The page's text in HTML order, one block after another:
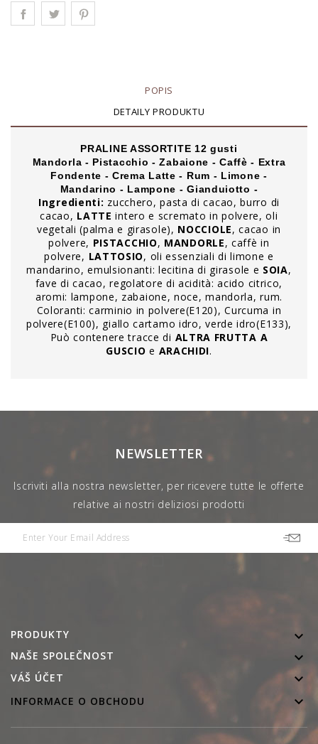
POPIS
DETAILY PRODUKTU
PRALINE ASSORTITE 12 gusti
Mandorla - Pistacchio - Zabaione - Caffè - Extra
Fondente - Crema Latte - Rum - Limone -
Mandarino - Lampone - Gianduiotto -
Ingredienti: zucchero, pasta di cacao, burro di
cacao, LATTE intero e scremato in polvere, oli
vegetali (palma e girasole), NOCCIOLE, cacao in
polvere, PISTACCHIO, MANDORLE, caffè in
polvere, LATTOSIO, oli essenziali di limone e
mandarino, emulsionanti: lecitina di girasole e SOIA,
fave di cacao, regolatore di acidità: acido citrico,
aromi: lampone, zabaione, noce, mandorla, rum.
Coloranti: carminio in polvere(E120), Curcuma in
polvere(E100), giallo cartamo idro, verde idro(E133),
Può contenere tracce di ALTRA FRUTTA A
GUSCIO e ARACHIDI.
NEWSLETTER
Iscriviti alla nostra newsletter, per ricevere tutte le offerte
relative ai nostri deliziosi prodotti
PRODUKTY 
NAŠE SPOLEČNOST 
VÁŠ ÚČET 
INFORMACE O OBCHODU 